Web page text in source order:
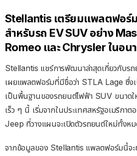
Stellantis เตรียมแพลตฟอร์
สำหรับรถ EV SUV อย่าง
Romeo และ Chrysler ในอน
Stellantis แชร์การพัฒนาล่าสุดเกี่ยวกับรถ
เผยแพลตฟอร์มที่มีชื่อว่า STLA Lage ซึ่ง
เป็นพื้นฐานของรถยนต์ไฟฟ้า SUV ขนาด
เร็ว ๆ นี้ เริ่มจากในประเทศสหรัฐอเมริกา
Jeep ที่วางแผนจะเปิดตัวรถยนต์ใหม่ทั้ง
จากข้อมูลของ Stellantis แพลตฟอร์มนี้จะ